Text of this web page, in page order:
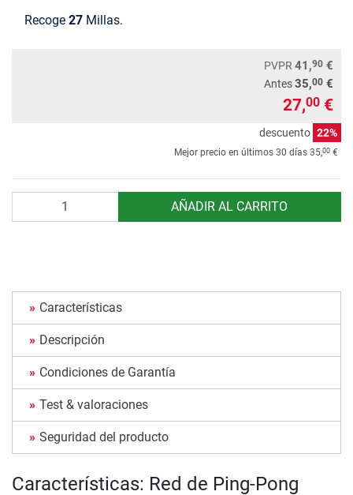
Recoge 27 Millas.
PVPR 41,90 €
Antes35,00 €
27,00 €
descuento 22%
Mejor precio en últimos 30 días 35,00 €
AÑADIR AL CARRITO
Características
Descripción
Condiciones de Garantía
Test & valoraciones
Seguridad del producto
Características: Red de Ping-Pong